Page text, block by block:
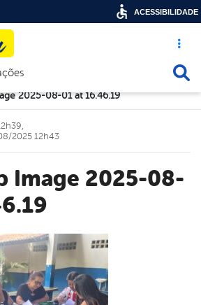
Acesso
navegação
2025-08-01 at 16.46.19
2025 12h43
ACESSIBILIDADE